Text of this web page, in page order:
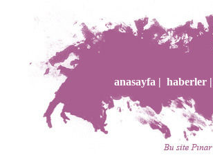
anasayfa | haberler |